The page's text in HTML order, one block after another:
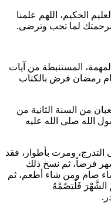
الحكيم، اللهم علمنا
برحمتك لما تحب وترضى.
المستنبطة من آيات
رمضان فرض بالكتاب
من السنة الثانية من
الله صلى الله عليه
ومرت بأطوار، فقد
فرضاً، ثم نسخ ذلك
صام ومن شاء أطعم، ثم
فَلْيَصُمْهُ